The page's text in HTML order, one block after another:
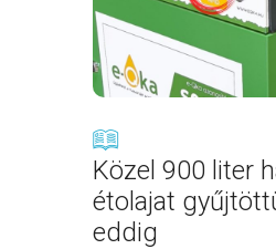
Közel 900 liter
étolajat
eddig